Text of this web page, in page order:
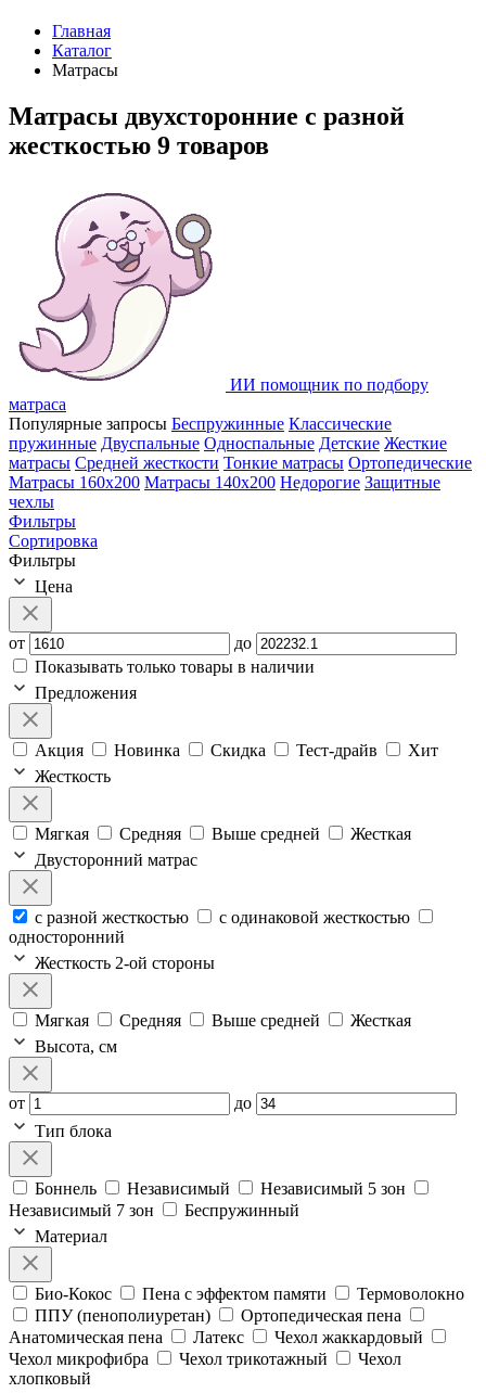
Главная
Каталог
Матрасы
Матрасы двухсторонние с разной
жесткостью 9 товаров
ИИ помощник по подбору
матраса
Популярные запросы Беспружинные Классические
пружинные Двуспальные Односпальные Детские Жесткие
матрасы Средней жесткости Тонкие матрасы Ортопедические
Матрасы 160х200 Матрасы 140х200 Недорогие Защитные
чехлы
Фильтры
Сортировка
Фильтры
Цена
от
до
Показывать только товары в наличии
Предложения
Акция Новинка Скидка Тест-драйв
Хит
Жесткость
Мягкая Средняя Выше средней
Жесткая
Двусторонний матрас
с разной жесткостью
с одинаковой жесткостью
односторонний
Жесткость 2-ой стороны
Мягкая Средняя Выше средней
Жесткая
Высота, см
от
до
Тип блока
Боннель Независимый
Независимый 5 зон
Независимый 7 зон
Беспружинный
Материал
Био-Кокос Пена с эффектом памяти
Термоволокно
ППУ (пенополиуретан)
Ортопедическая пена
Анатомическая пена
Латекс
Чехол жаккардовый
Чехол микрофибра
Чехол трикотажный
Чехол
хлопковый